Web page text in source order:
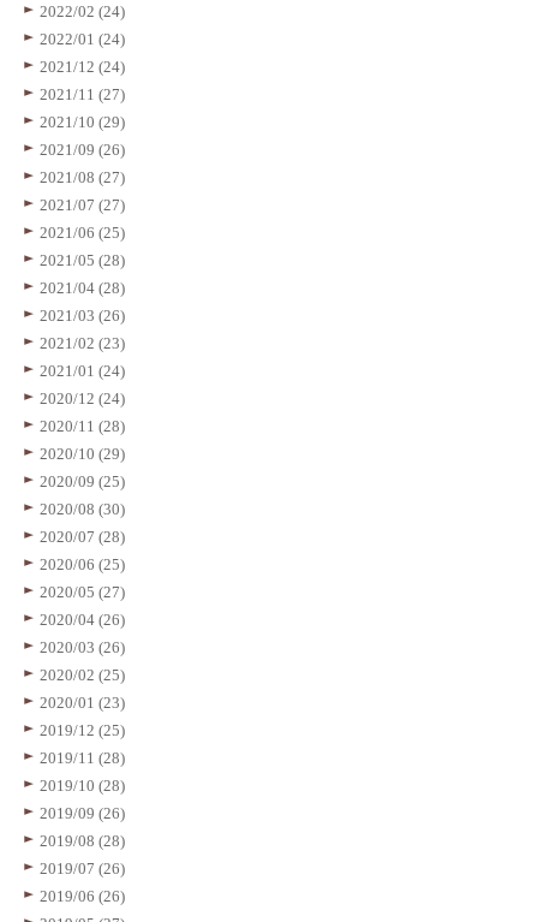
2022/02 (24)
2022/01 (24)
2021/12 (24)
2021/11 (27)
2021/10 (29)
2021/09 (26)
2021/08 (27)
2021/07 (27)
2021/06 (25)
2021/05 (28)
2021/04 (28)
2021/03 (26)
2021/02 (23)
2021/01 (24)
2020/12 (24)
2020/11 (28)
2020/10 (29)
2020/09 (25)
2020/08 (30)
2020/07 (28)
2020/06 (25)
2020/05 (27)
2020/04 (26)
2020/03 (26)
2020/02 (25)
2020/01 (23)
2019/12 (25)
2019/11 (28)
2019/10 (28)
2019/09 (26)
2019/08 (28)
2019/07 (26)
2019/06 (26)